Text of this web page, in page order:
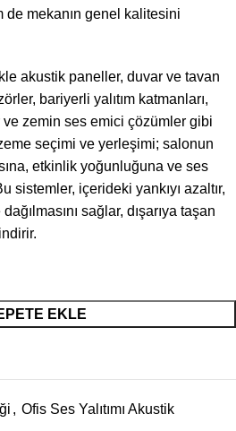
mekanın genel kalitesini
akustik paneller, duvar ve tavan
bariyerli yalıtım katmanları,
zemin ses emici çözümler gibi
seçimi ve yerleşimi; salonun
etkinlik yoğunluğuna ve ses
sistemler, içerideki yankıyı azaltır,
sağlar, dışarıya taşan
EKLE
, Ofis Ses Yalıtımı Akustik